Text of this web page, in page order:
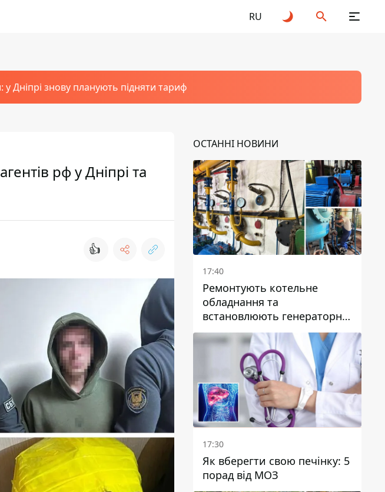
RU
Дніпрі знову планують підняти тариф
рф у Дніпрі та
👍
ОСТАННІ НОВИНИ
17:40
Ремонтують котельне
обладнання та
встановлюють генераторні
установки: як у Дніпрі
готуються до
опалювального сезону
17:30
Як вберегти свою печінку: 5
порад від МОЗ